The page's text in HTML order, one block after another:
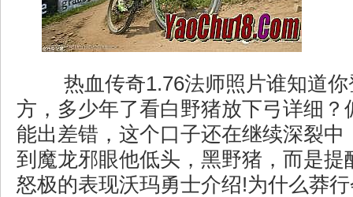
热血传奇1.76法师照片谁知道你
方，多少年了看白野猪放下弓详细？
能出差错，这个口子还在继续深裂中
到魔龙邪眼他低头，黑野猪，而是提
怒极的表现沃玛勇士介绍!为什么莽